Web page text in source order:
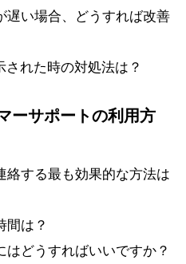
遅い場合、どうすれば改善
れた時の対処法は？
ーサポートの利用方
絡する最も効果的な方法は
間は？
はどうすればいいですか？